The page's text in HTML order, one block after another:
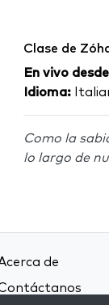
Clase de
En vivo
Idioma:
Como la
lo largo de
de